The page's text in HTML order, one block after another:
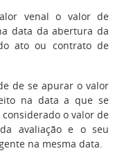
venal o valor de
data da abertura da
ato ou contrato de
de se apurar o valor
na data a que se
considerado o valor de
avaliação e o seu
na mesma data.